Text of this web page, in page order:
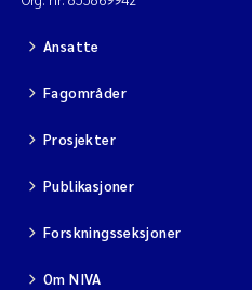
Ansatte
Fagområder
Prosjekter
Publikasjoner
Forskningsseksjoner
Om NIVA